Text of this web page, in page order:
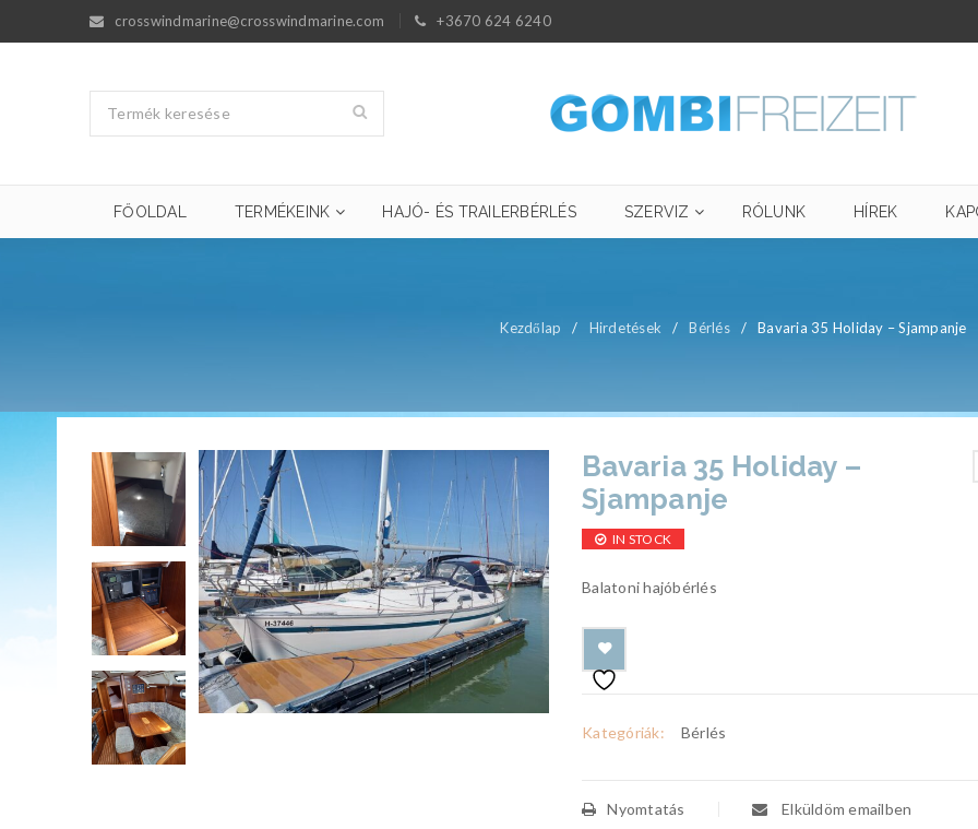
crosswindmarine@crosswindmarine.com +3670 624 6240
FŐOLDAL TERMÉKEINK HAJÓ- ÉS TRAILERBÉRLÉS SZERVIZ RÓLUNK HÍREK
Kezdőlap / Hirdetések / Bérlés / Bavaria 35 Holiday – Sjampanje
Bavaria 35 Holiday –
Sjampanje
IN STOCK
Balatoni hajóbérlés
Kategóriák: Bérlés
Nyomtatás Elküldöm emailben